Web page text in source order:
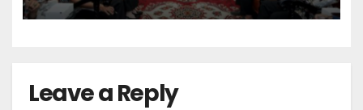
Leave a Reply